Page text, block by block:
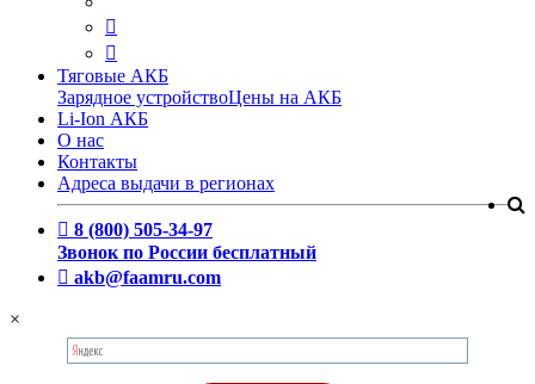
Тяговые АКБ
Зарядное устройствоЦены на АКБ
Li-Ion АКБ
О нас
Контакты
Адреса выдачи в регионах
8 (800) 505-34-97
Звонок по России бесплатный
akb@faamru.com
×